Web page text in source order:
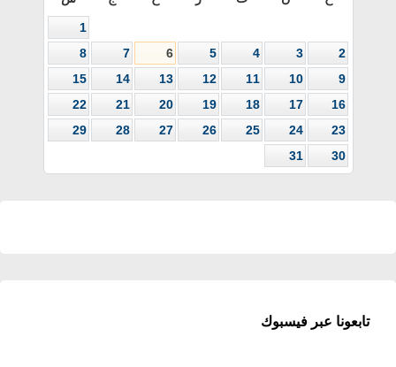
1
2
3
4
5
6
7
8
9
10
11
12
13
14
15
16
17
18
19
20
21
22
23
24
25
26
27
28
29
30
31
تابعونا عبر فيسبوك